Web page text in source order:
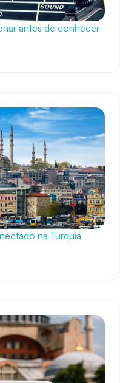
antes de conhecer
na Turquia